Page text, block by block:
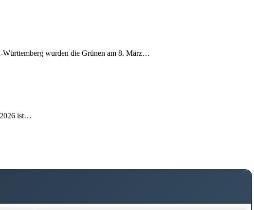
Württemberg wurden die Grünen am 8. März…
2026 ist…